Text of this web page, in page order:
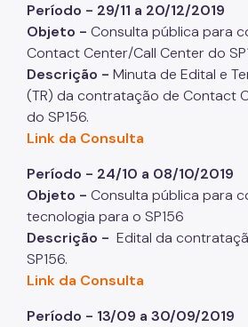
Período - 29/11 a 20/12/2019
Objeto - Consulta pública para
Contact Center/Call Center do
Descrição - Minuta de Edital e
(TR) da contratação de Contact
do SP156.
Link da Consulta
Período - 24/10 a 08/10/2019
Objeto - Consulta pública para
tecnologia para o SP156
Descrição - Edital da
SP156.
Link da Consulta
Período - 13/09 a 30/09/2019